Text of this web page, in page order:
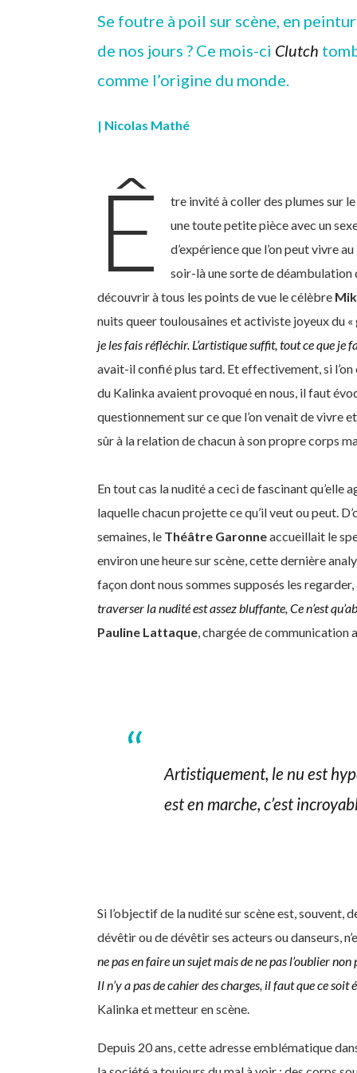
Se foutre à poil sur scène, en
de nos jours ? Ce mois-ci Clutch
comme l’origine du monde.
| Nicolas Mathé
Ê
tre invité à coller des plumes sur
une toute petite pièce avec un
d’expérience que l’on peut vivre au
soir-là une sorte de déambulation
découvrir à tous les points de vue le célèbre
nuits queer toulousaines et activiste joyeux du
je les fais réfléchir. L’artistique suffit, tout ce que je
avait-il confié plus tard. Et effectivement, si
du Kalinka avaient provoqué en nous, il faut
questionnement sur ce que l’on venait de vivre
sûr à la relation de chacun à son propre corps
En tout cas la nudité a ceci de fascinant qu’elle
laquelle chacun projette ce qu’il veut ou peut.
semaines, le Théâtre Garonneaccueillait le
environ une heure sur scène, cette dernière
façon dont nous sommes supposés les
traverser la nudité est assez bluffante, Ce n’est
Pauline Lattaque , chargée de communication
Artistiquement, le nu est
est en marche, c’est
Si l’objectif de la nudité sur scène est, souvent,
dévêtir ou de dévêtir ses acteurs ou danseurs,
ne pasen faire un sujet maisde ne pas l’oublier non
Il n’y a pas de cahier descharges, il faut que ce soit
Kalinka et metteur en scène.
Depuis 20 ans, cette adresse emblématique